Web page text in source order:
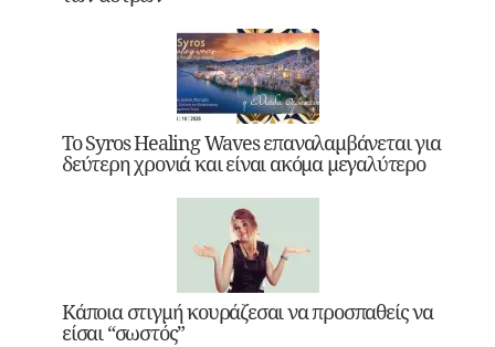
Το Syros Healing Waves επαναλαμβάνεται για
δεύτερη χρονιά και είναι ακόμα μεγαλύτερο
Κάποια στιγμή κουράζεσαι να προσπαθείς να
είσαι “σωστός”